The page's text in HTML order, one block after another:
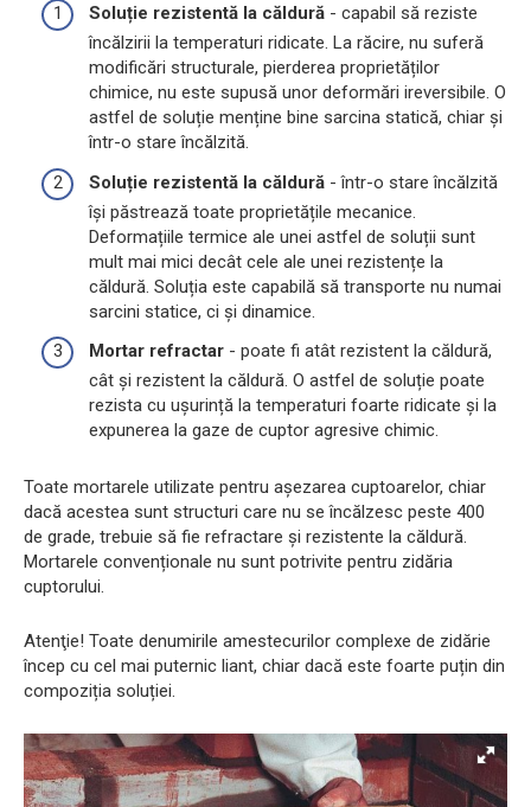
Soluție rezistentă la căldură - capabil să reziste
încălzirii la temperaturi ridicate. La răcire, nu suferă
modificări structurale, pierderea proprietăților
chimice, nu este supusă unor deformări ireversibile. O
astfel de soluție menține bine sarcina statică, chiar și
într-o stare încălzită.
Soluție rezistentă la căldură - într-o stare încălzită
își păstrează toate proprietățile mecanice.
Deformațiile termice ale unei astfel de soluții sunt
mult mai mici decât cele ale unei rezistențe la
căldură. Soluția este capabilă să transporte nu numai
sarcini statice, ci și dinamice.
Mortar refractar - poate fi atât rezistent la căldură,
cât și rezistent la căldură. O astfel de soluție poate
rezista cu ușurință la temperaturi foarte ridicate și la
expunerea la gaze de cuptor agresive chimic.
Toate mortarele utilizate pentru așezarea cuptoarelor, chiar
dacă acestea sunt structuri care nu se încălzesc peste 400
de grade, trebuie să fie refractare și rezistente la căldură.
Mortarele convenționale nu sunt potrivite pentru zidăria
cuptorului.
Atenţie! Toate denumirile amestecurilor complexe de zidărie
încep cu cel mai puternic liant, chiar dacă este foarte puțin din
compoziția soluției.